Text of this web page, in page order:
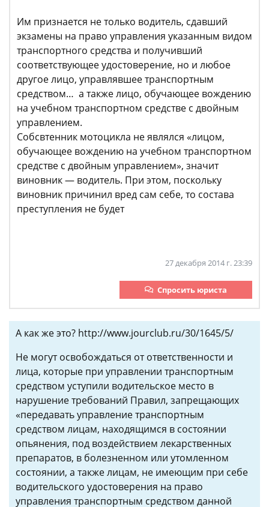
Им признается не только водитель, сдавший
экзамены на право управления указанным видом
транспортного средства и получивший
соответствующее удостоверение, но и любое
другое лицо, управлявшее транспортным
средством… а также лицо, обучающее вождению
на учебном транспортном средстве с двойным
управлением.
Собсвтенник мотоцикла не являлся «лицом,
обучающее вождению на учебном транспортном
средстве с двойным управлением», значит
виновник — водитель. При этом, поскольку
виновник причинил вред сам себе, то состава
преступления не будет
27 декабря 2014 г. 23:39
Спросить юриста
А как же это? http://www.jourclub.ru/30/1645/5/
Не могут освобождаться от ответственности и
лица, которые при управлении транспортным
средством уступили водительское место в
нарушение требований Правил, запрещающих
«передавать управление транспортным
средством лицам, находящимся в состоянии
опьянения, под воздействием лекарственных
препаратов, в болезненном или утомленном
состоянии, а также лицам, не имеющим при себе
водительского удостоверения на право
управления транспортным средством данной